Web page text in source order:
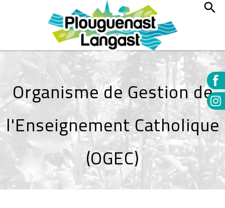
Organisme de Gestion de
l'Enseignement Catholique
(OGEC)